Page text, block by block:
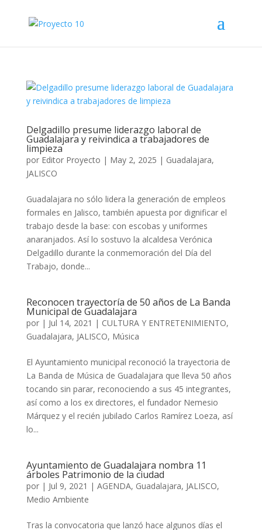
Delgadillo presume liderazgo laboral de
Guadalajara y reivindica a trabajadores de
limpieza
por Editor Proyecto | May 2, 2025 | Guadalajara,
JALISCO
Guadalajara no sólo lidera la generación de empleos
formales en Jalisco, también apuesta por dignificar el
trabajo desde la base: con escobas y uniformes
anaranjados. Así lo sostuvo la alcaldesa Verónica
Delgadillo durante la conmemoración del Día del
Trabajo, donde...
Reconocen trayectoría de 50 años de La Banda
Municipal de Guadalajara
por | Jul 14, 2021 | CULTURA Y ENTRETENIMIENTO,
Guadalajara, JALISCO, Música
El Ayuntamiento municipal reconoció la trayectoria de
La Banda de Música de Guadalajara que lleva 50 años
tocando sin parar, reconociendo a sus 45 integrantes,
así como a los ex directores, el fundador Nemesio
Márquez y el recién jubilado Carlos Ramírez Loeza, así
lo...
Ayuntamiento de Guadalajara nombra 11
árboles Patrimonio de la ciudad
por | Jul 9, 2021 | AGENDA, Guadalajara, JALISCO,
Medio Ambiente
Tras la convocatoria que lanzó hace algunos días el